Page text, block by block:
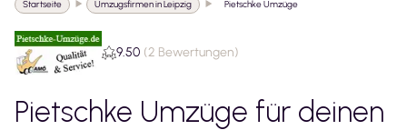
Startseite Umzugsfirmen in Leipzig Pietschke Umzüge
9.50 (2 Bewertungen)
Pietschke Umzüge für deinen